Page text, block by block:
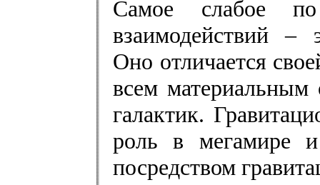
Самое слабое
взаимодействий –
Оно отличается
всем материальным
галактик.
роль в мегамире
посредством